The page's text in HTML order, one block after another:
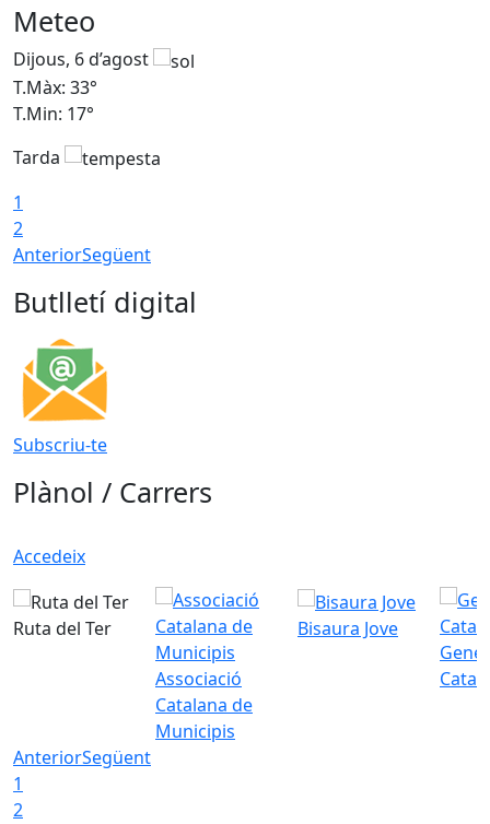
Meteo
Dijous, 6 d’agost
T.Màx: 33°
T.Min: 17°
Tarda
1
2
AnteriorSegüent
Butlletí digital
Subscriu-te
Plànol / Carrers
Accedeix
Ruta del Ter
Associació
Catalana de
Municipis
Bisaura Jove
AnteriorSegüent
1
2